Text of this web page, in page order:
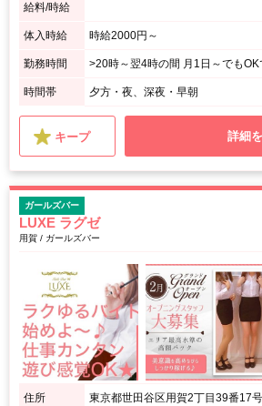
給料/時給
体入時給 時給2000円～
勤務時間 >20時～翌4時の間 月1日～でもOK
時間帯 夕方・夜、深夜・早朝
キープ 詳細
ガールズバー
LUXE ラグゼ
用賀 / ガールズバー
住所